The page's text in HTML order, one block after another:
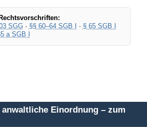
SGG· §§ 60–64 SGB I · § 65 SGB I
a SGB I
Einordnung – zum